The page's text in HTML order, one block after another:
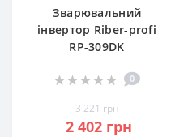
Зварювальний
інвертор Riber-profi
RP-309DK
0
3 221 грн
2 402 грн